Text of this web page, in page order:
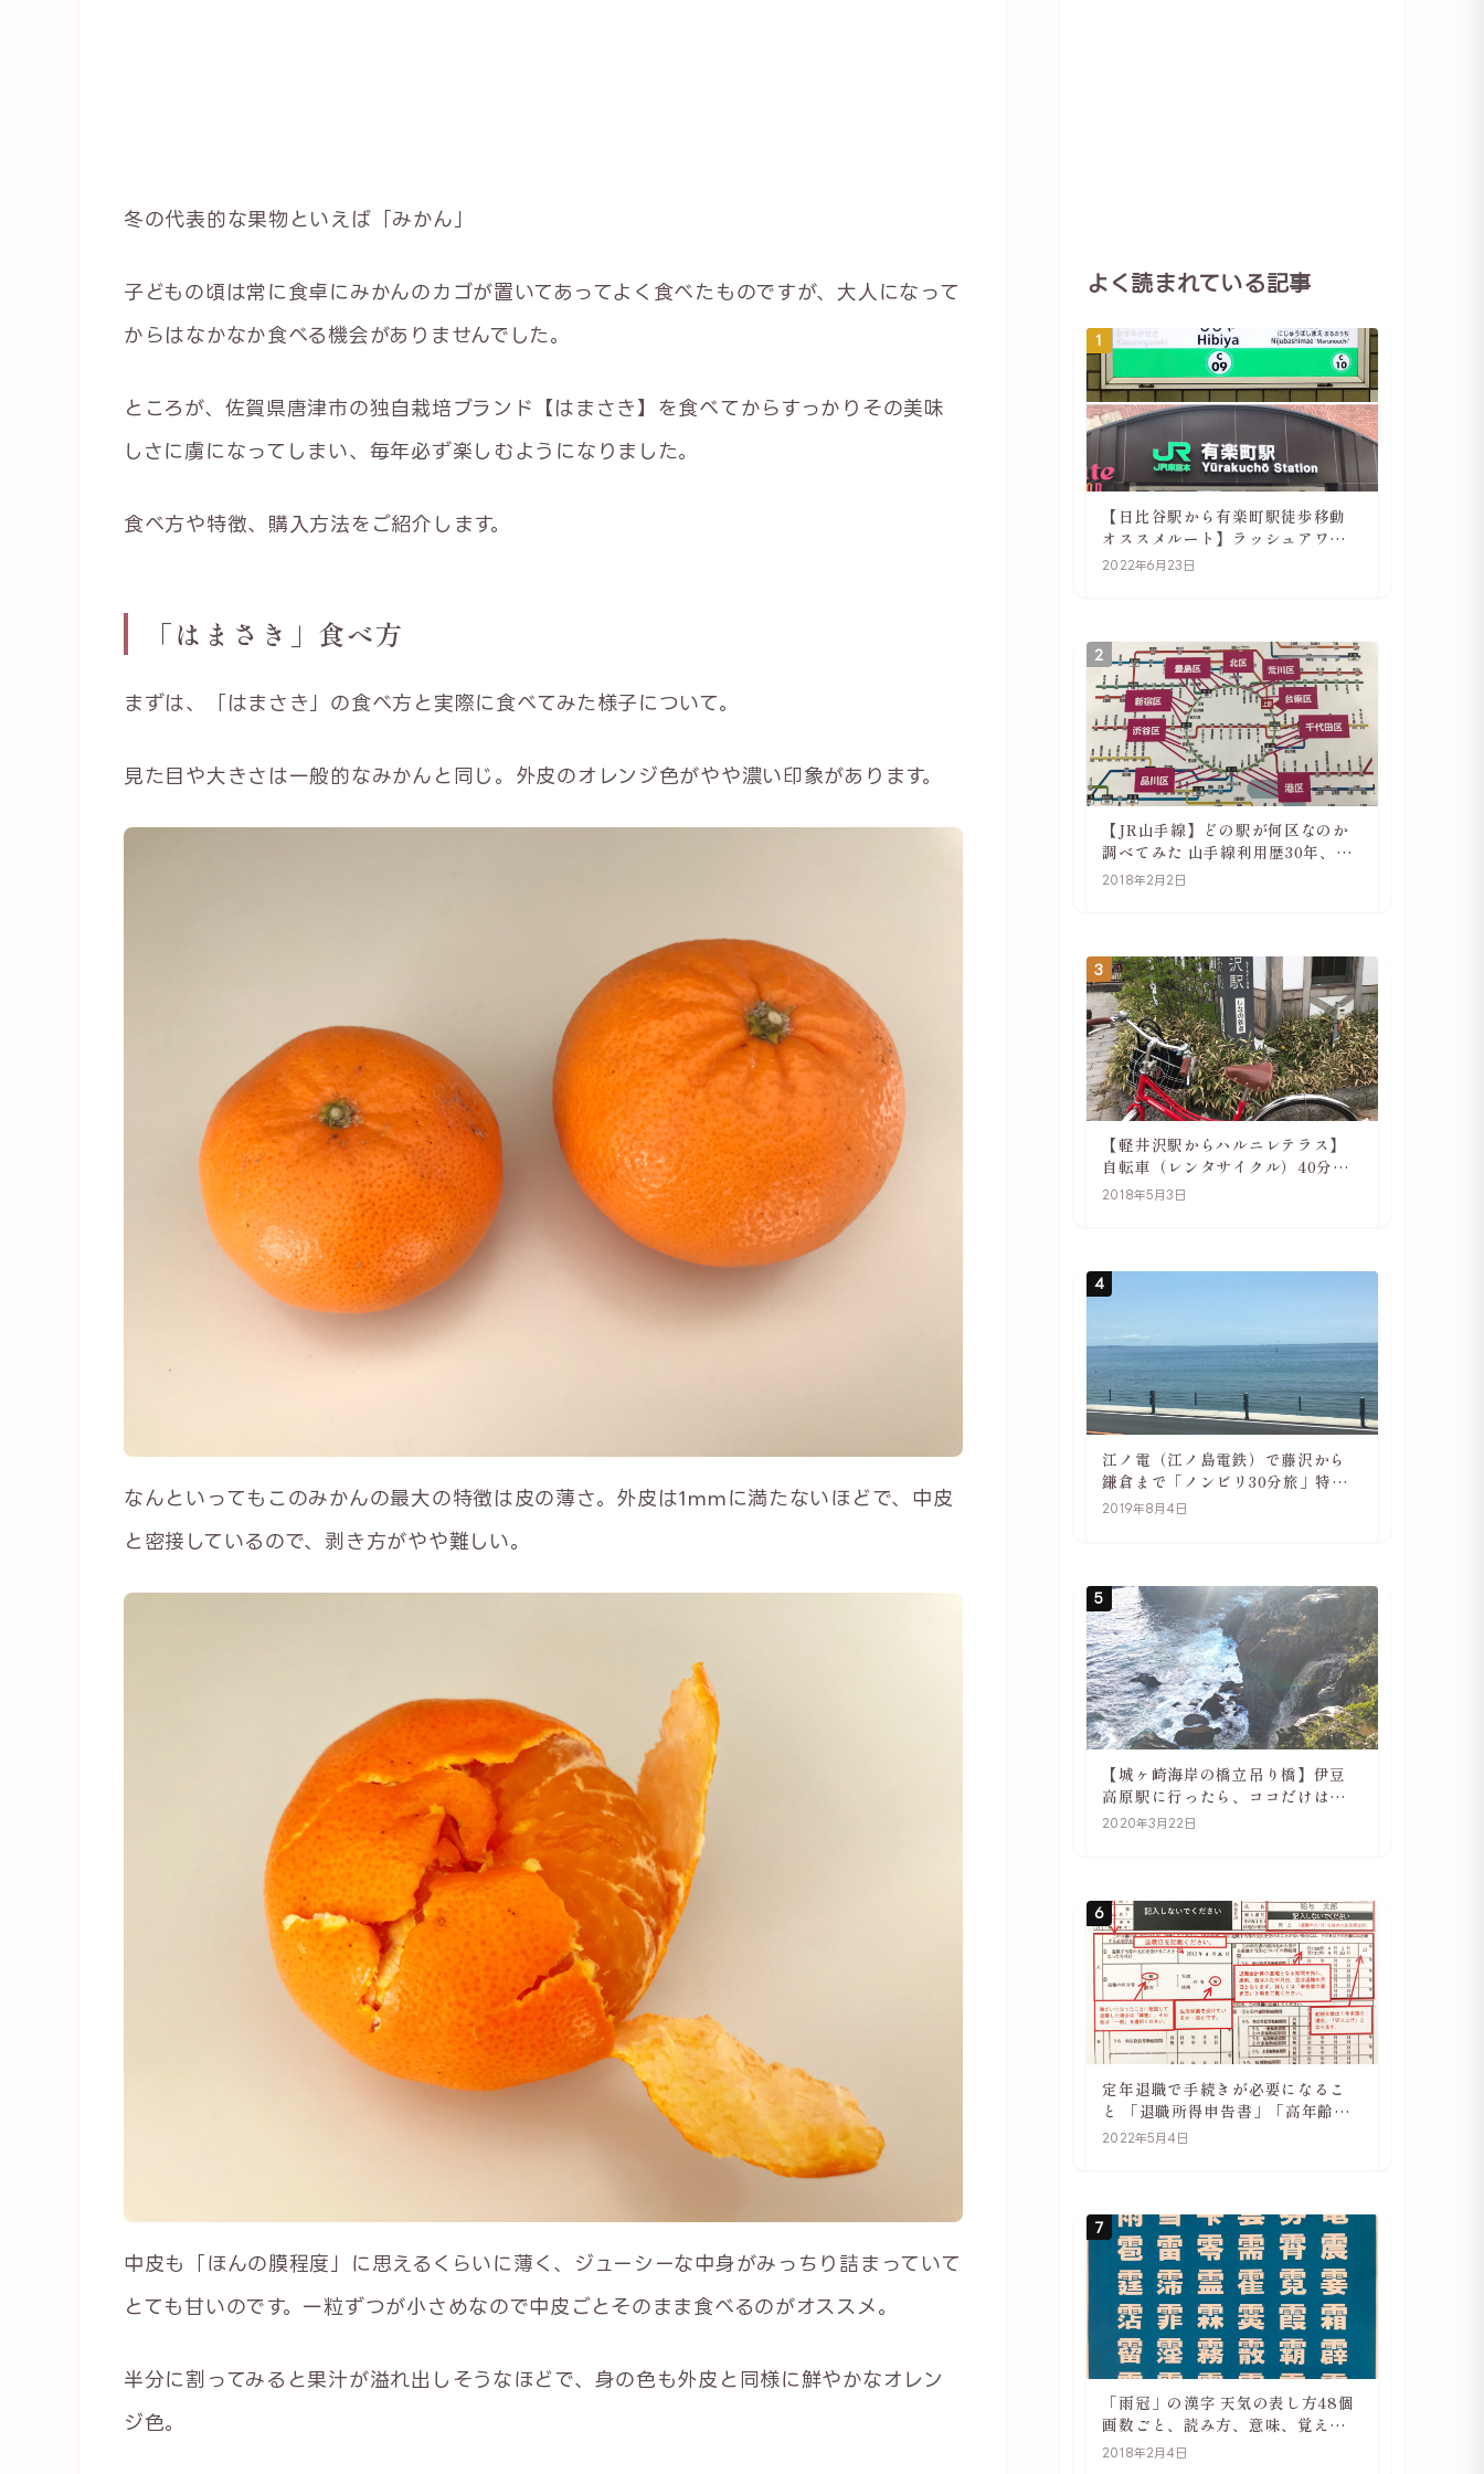
冬の代表的な果物といえば「みかん」
子どもの頃は常に食卓にみかんのカゴが置いてあってよく食べたものですが、大人になって
からはなかなか食べる機会がありませんでした。
ところが、佐賀県唐津市の独自栽培ブランド【はまさき】を食べてからすっかりその美味
しさに虜になってしまい、毎年必ず楽しむようになりました。
食べ方や特徴、購入方法をご紹介します。
「はまさき」食べ方
まずは、「はまさき」の食べ方と実際に食べてみた様子について。
見た目や大きさは一般的なみかんと同じ。外皮のオレンジ色がやや濃い印象があります。
なんといってもこのみかんの最大の特徴は皮の薄さ。外皮は1mmに満たないほどで、中皮
と密接しているので、剥き方がやや難しい。
中皮も「ほんの膜程度」に思えるくらいに薄く、ジューシーな中身がみっちり詰まっていて
とても甘いのです。一粒ずつが小さめなので中皮ごとそのまま食べるのがオススメ。
半分に割ってみると果汁が溢れ出しそうなほどで、身の色も外皮と同様に鮮やかなオレン
ジ色。
よく読まれている記事
1
【日比谷駅から有楽町駅徒歩移動
オススメルート】ラッシュアワー
でも快適
2022年6月23日
2
【JR山手線】どの駅が何区なのか
調べてみた 山手線利用歴30年、私
の考察
2018年2月2日
3
【軽井沢駅からハルニレテラス】
自転車（レンタサイクル）40分で
行ける 軽井沢旅行は自転車利用が
2018年5月3日
4
江ノ電（江ノ島電鉄）で藤沢から
鎌倉まで「ノンビリ30分旅」特徴
や駅の様子
2019年8月4日
5
【城ヶ崎海岸の橋立吊り橋】伊豆
高原駅に行ったら、ココだけは必
ず訪れてほしい
2020年3月22日
6
定年退職で手続きが必要になるこ
と 「退職所得申告書」「高年齢雇
用継続基本給付金受給資格確認」
2022年5月4日
7
「雨冠」の漢字 天気の表し方48個
画数ごと、読み方、意味、覚え方
をご紹介
2018年2月4日